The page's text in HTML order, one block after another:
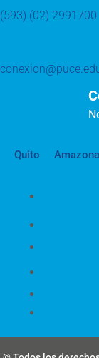
(593) (02) 2991700
Quito